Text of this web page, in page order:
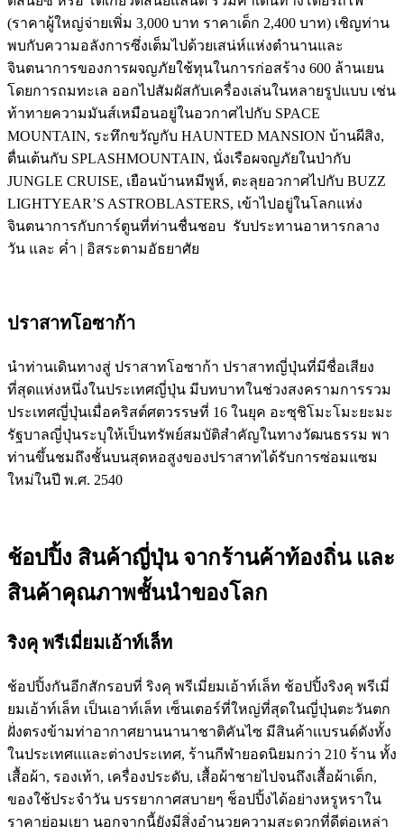
(ราคาผู้ใหญ่จ่ายเพิ่ม 3,000 บาท ราคาเด็ก 2,400 บาท) เชิญท่าน
พบกับความอลังการซึ่งเต็มไปด้วยเสน่ห์แห่งตำนานและ
จินตนาการของการผจญภัยใช้ทุนในการก่อสร้าง 600 ล้านเยน
โดยการถมทะเล ออกไปสัมผัสกับเครื่องเล่นในหลายรูปแบบ เช่น
ท้าทายความมันส์เหมือนอยู่ในอวกาศไปกับ SPACE
MOUNTAIN, ระทึกขวัญกับ HAUNTED MANSION บ้านผีสิง,
ตื่นเต้นกับ SPLASHMOUNTAIN, นั่งเรือผจญภัยในป่ากับ
JUNGLE CRUISE, เยือนบ้านหมีพูห์, ตะลุยอวกาศไปกับ BUZZ
LIGHTYEAR’S ASTROBLASTERS, เข้าไปอยู่ในโลกแห่ง
จินตนาการกับการ์ตูนที่ท่านชื่นชอบ รับประทานอาหารกลาง
วัน และ ค่ำ | อิสระตามอัธยาศัย
ปราสาทโอซาก้า
นำท่านเดินทางสู่ ปราสาทโอซาก้า ปราสาทญี่ปุ่นที่มีชื่อเสียง
ที่สุดแห่งหนึ่งในประเทศญี่ปุ่น มีบทบาทในช่วงสงครามการรวม
ประเทศญี่ปุ่นเมื่อคริสต์ศตวรรษที่ 16 ในยุค อะซุชิโมะโมะยะมะ
รัฐบาลญี่ปุ่นระบุให้เป็นทรัพย์สมบัติสำคัญในทางวัฒนธรรม พา
ท่านขึ้นชมถึงชั้นบนสุดหอสูงของปราสาทได้รับการซ่อมแซม
ใหม่ในปี พ.ศ. 2540
ช้อปปิ้ง สินค้าญี่ปุ่น จากร้านค้าท้องถิ่น และ
สินค้าคุณภาพชั้นนำของโลก
ริงคุ พรีเมี่ยมเอ้าท์เล็ท
ช้อปปิ้งกันอีกสักรอบที่ ริงคุ พรีเมี่ยมเอ้าท์เล็ท ช้อปปิ้งริงคุ พรีเมี่
ยมเอ้าท์เล็ท เป็นเอาท์เล็ท เซ็นเตอร์ที่ใหญ่ที่สุดในญี่ปุ่นตะวันตก
ฝั่งตรงข้ามท่าอากาศยานนานาชาติคันไซ มีสินค้าเเบรนด์ดังทั้ง
ในประเทศแและต่างประเทศ, ร้านกีฬายอดนิยมกว่า 210 ร้าน ทั้ง
เสื้อผ้า, รองเท้า, เครื่องประดับ, เสื้อผ้าชายไปจนถึงเสื้อผ้าเด็ก,
ของใช้ประจำวัน บรรยากาศสบายๆ ช็อปปิ้งได้อย่างหรูหราใน
ราคาย่อมเยา นอกจากนี้ยังมีสิ่งอำนวยความสะดวกที่ดีต่อเหล่า